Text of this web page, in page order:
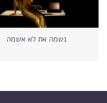
נשמה את לא אשמה